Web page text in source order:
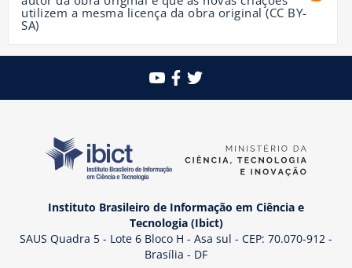
utilizem a mesma licença da obra original (CC BY-
SA)
Instituto Brasileiro de Informação em Ciência e
Tecnologia (Ibict)
SAUS Quadra 5 - Lote 6 Bloco H - Asa sul - CEP: 70.070-912 -
Brasília - DF